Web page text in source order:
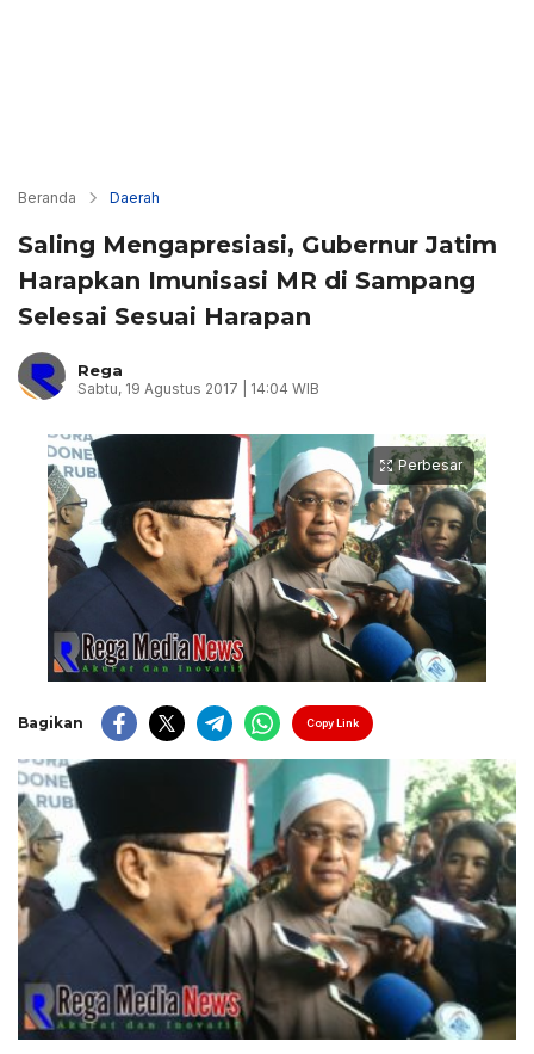
Beranda Daerah
Saling Mengapresiasi, Gubernur Jatim
Harapkan Imunisasi MR di Sampang
Selesai Sesuai Harapan
Rega
Sabtu, 19 Agustus 2017 | 14:04 WIB
Perbesar
Bagikan Copy Link